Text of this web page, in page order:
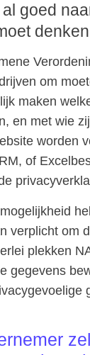
goed
om
maken
en met wie
worden
of
verplicht om
plekken
gegevens